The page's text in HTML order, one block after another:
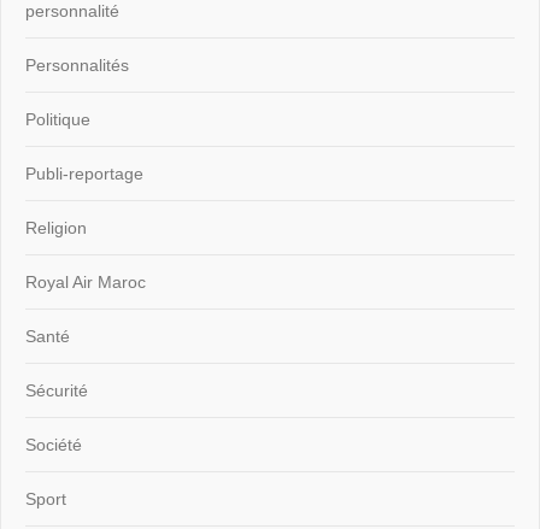
personnalité
Personnalités
Politique
Publi-reportage
Religion
Royal Air Maroc
Santé
Sécurité
Société
Sport